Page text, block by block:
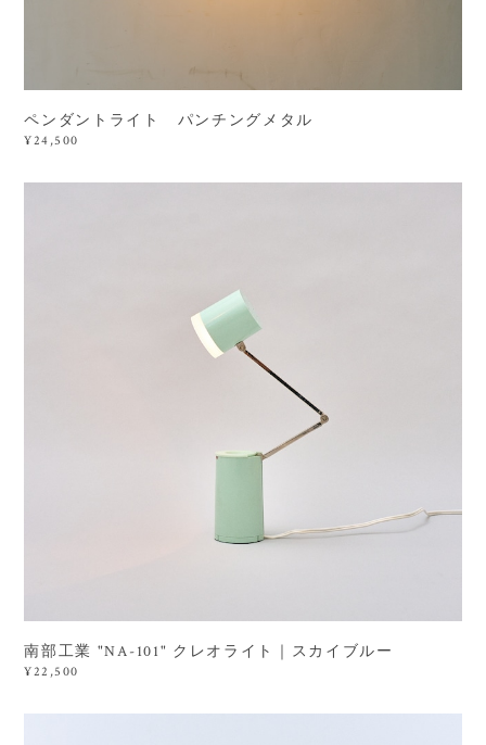
ペンダントライト パンチングメタル
¥24,500
南部工業 "NA-101" クレオライト｜スカイブルー
¥22,500